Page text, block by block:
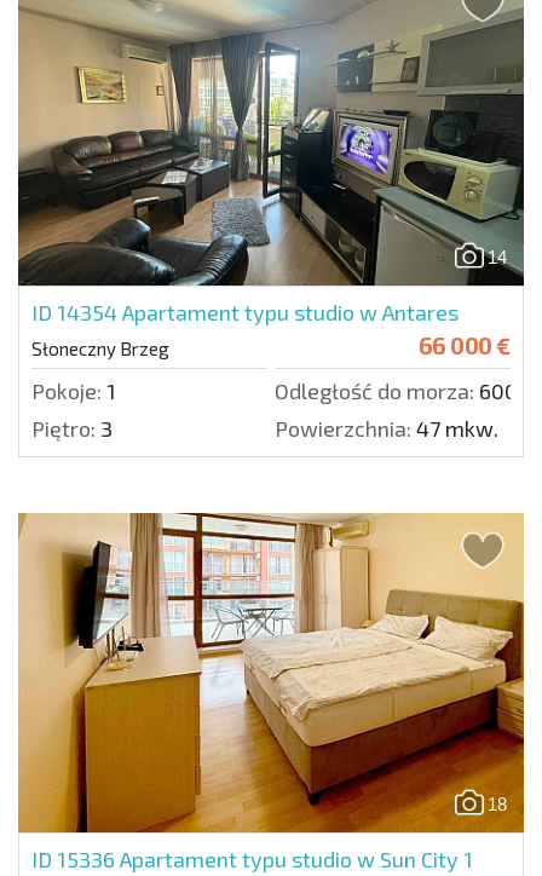
14
ID 14354Apartament typu studio w Antares
Słoneczny Brzeg 66 000 €
Pokoje: 1 Odległość do morza: 600
Piętro: 3 Powierzchnia: 47 mkw.
18
ID 15336 Apartament typu studio w Sun City 1